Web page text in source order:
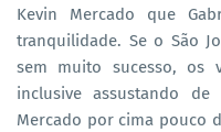
Kevin Mercado que
tranquilidade. Se o São
sem muito sucesso, os
inclusive assustando
Mercado por cima pouco